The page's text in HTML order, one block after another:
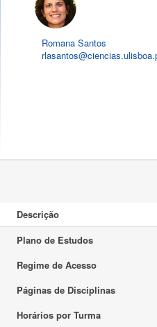
Romana Santos
Descrição
Plano de Estudos
Regime de Acesso
Páginas de Disciplinas
Horários por Turma